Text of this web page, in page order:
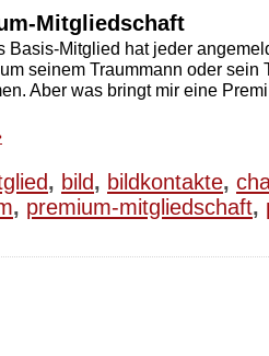
Mitgliedschaft
Basis-Mitglied hat jeder
seinem Traummann oder sein
Aber was bringt mir eine
, bild, bildkontakte,
, premium-mitgliedschaft,